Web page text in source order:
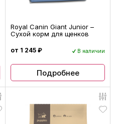
Royal Canin Giant Junior –
Сухой корм для щенков
от 1 245 ₽ В наличии
Подробнее